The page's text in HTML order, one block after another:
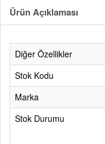
Ürün Açıklaması
Diğer Özellikler
Stok Kodu
Marka
Stok Durumu